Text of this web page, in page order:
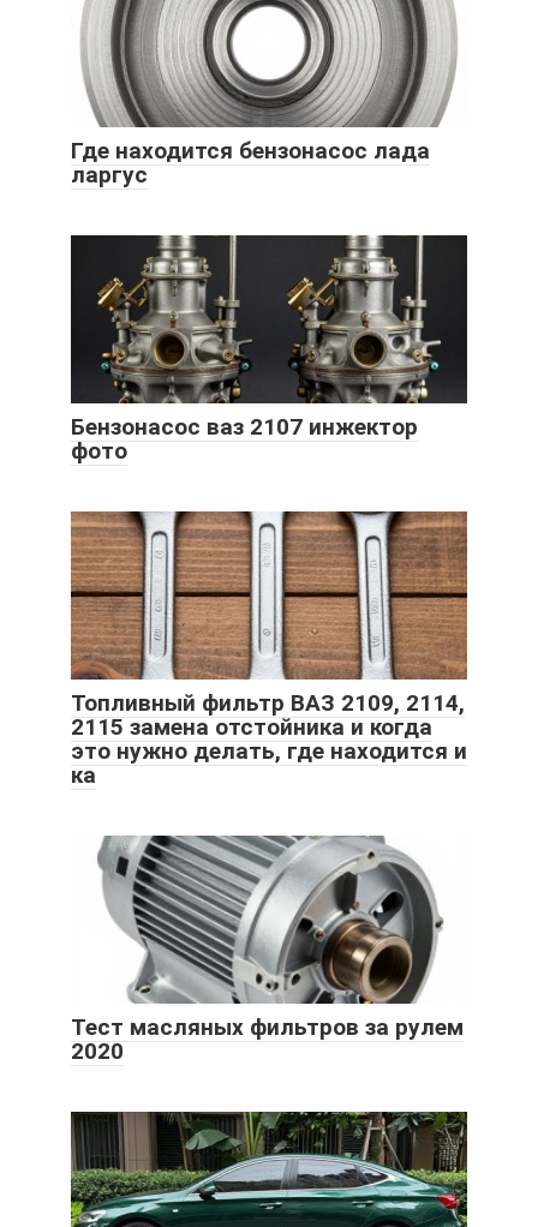
Где находится бензонасос лада
ларгус
Бензонасос ваз 2107 инжектор
фото
Топливный фильтр ВАЗ 2109, 2114,
2115 замена отстойника и когда
это нужно делать, где находится и
ка
Тест масляных фильтров за рулем
2020